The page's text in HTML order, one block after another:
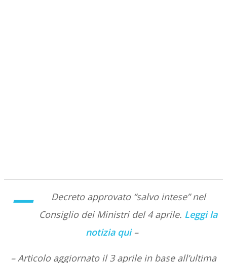
–
Decreto approvato “salvo intese” nel
Consiglio dei Ministri del 4 aprile. Leggi la
notizia qui–
– Articolo aggiornato il 3 aprile in base all’ultima